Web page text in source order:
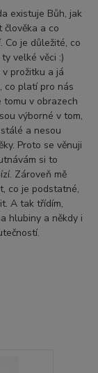
existuje Bůh, jak
člověka a co
Co je důležité, co
velké věci :)
prožitku a já
co platí pro nás
tomu v obrazech
výborné v tom,
a nesou
Proto se věnuji
si to
Zároveň mě
co je podstatné,
A tak třídím,
hlubiny a někdy i